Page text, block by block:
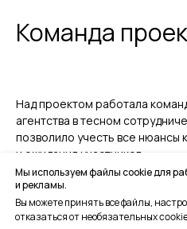
Мы используем файлы cookie для
и рекламы.
Вы можете принять все файлы,
отказаться от необязательных
Команда
Над проектом работала
агентства в тесном
позволило учесть все нюансы
и ожидания участников.